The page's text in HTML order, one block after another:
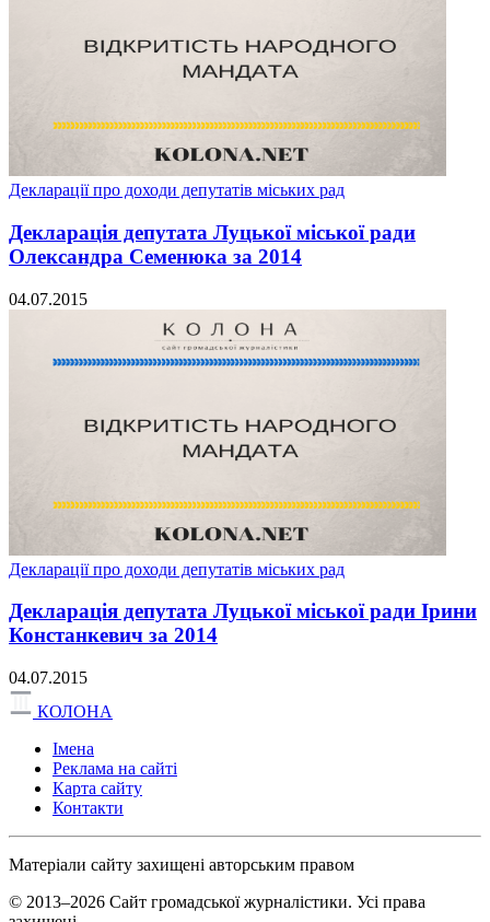
Декларації про доходи депутатів міських рад
Декларація депутата Луцької міської ради
Олександра Семенюка за 2014
04.07.2015
Декларації про доходи депутатів міських рад
Декларація депутата Луцької міської ради Ірини
Констанкевич за 2014
04.07.2015
КОЛОНА
Імена
Реклама на сайті
Карта сайту
Контакти
Матеріали сайту захищені авторським правом
© 2013–2026 Сайт громадської журналістики. Усі права